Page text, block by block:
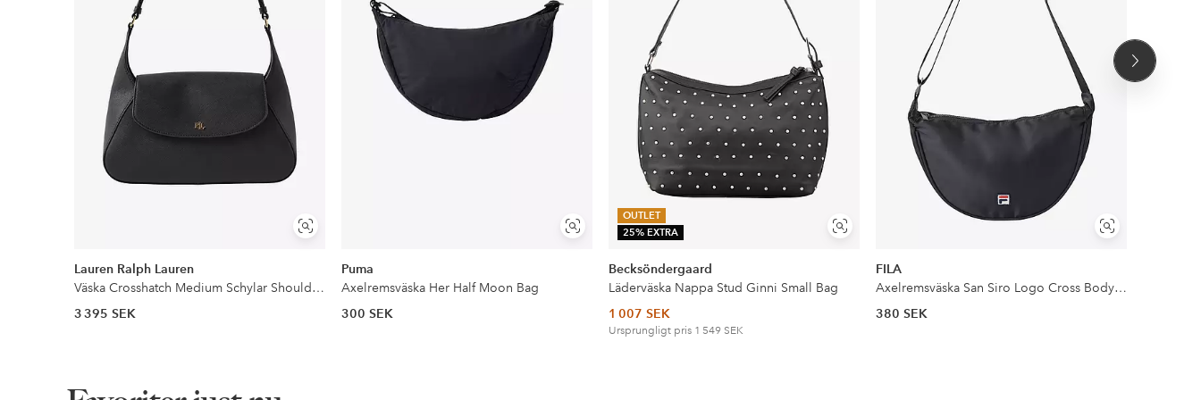
Visa
liknande
Lauren Ralph Lauren
Väska Crosshatch Medium Schylar Shoulder Bag
3 395 SEK
Visa
liknande
Puma
Axelremsväska Her Half Moon Bag
300 SEK
OUTLET
25% EXTRA
Visa
liknande
Becksöndergaard
Läderväska Nappa Stud Ginni Small Bag
1 007 SEK
Ursprungligt pris 1 549 SEK
Visa
liknande
FILA
Axelremsväska San Siro Logo Cross Body Bag
380 SEK
Nästa
produkt